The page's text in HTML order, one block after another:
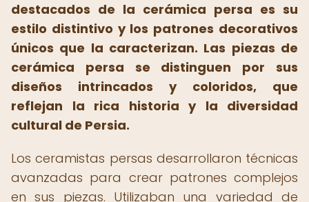
destacados de la cerámica persa es su
estilo distintivo y los patrones decorativos
únicos que la caracterizan. Las piezas de
cerámica persa se distinguen por sus
diseños intrincados y coloridos, que
reflejan la rica historia y la diversidad
cultural de Persia.
Los ceramistas persas desarrollaron técnicas
avanzadas para crear patrones complejos
en sus piezas. Utilizaban una variedad de